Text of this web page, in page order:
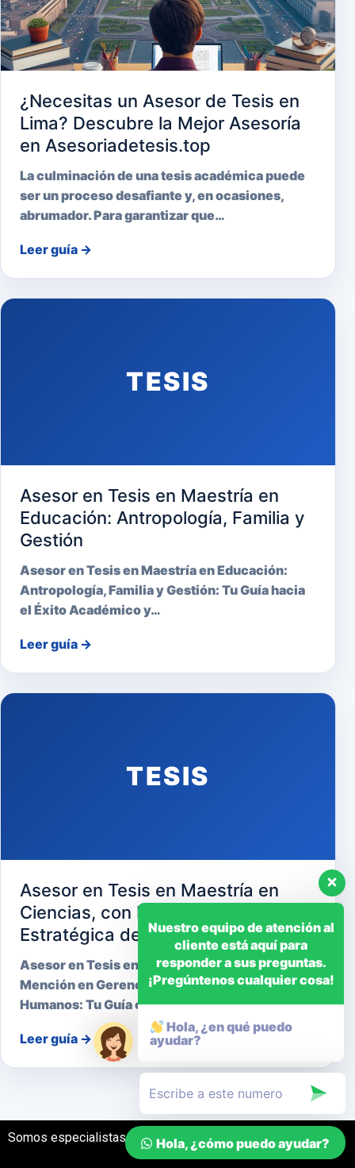
¿Necesitas un Asesor de Tesis en
Lima? Descubre la Mejor Asesoría
en Asesoriadetesis.top
La culminación de una tesis académica puede
ser un proceso desafiante y, en ocasiones,
abrumador. Para garantizar que…
Leer guía →
TESIS
Asesor en Tesis en Maestría en
Educación: Antropología, Familia y
Gestión
Asesor en Tesis en Maestría en Educación:
Antropología, Familia y Gestión: Tu Guía hacia
el Éxito Académico y…
Leer guía →
TESIS
Asesor en Tesis en Maestría en
Ciencias, con Mención en Gerencia
Estratégica de Recursos Humanos
Asesor en Tesis en Maestría en Ciencias, con
Mención en Gerencia Estratégica de Recursos
Humanos: Tu Guía cara…
Leer guía →
Somos especialistas en el desarrollo de tesis
Nuestro equipo de atención al
cliente está aquí para
responder a sus preguntas.
¡Pregúntenos cualquier cosa!
Hola, ¿en qué puedo
ayudar?
Hola, ¿cómo puedo ayudar?